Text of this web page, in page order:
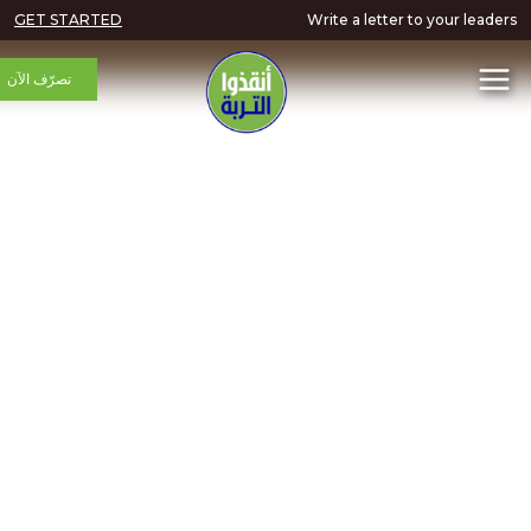
Write a letter to your
GET STARTED
تصرّف الآن